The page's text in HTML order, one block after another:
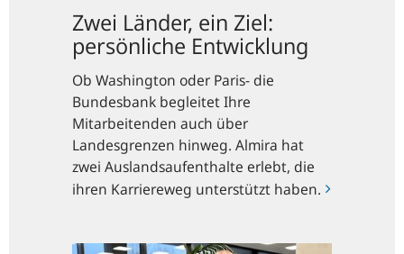
Zwei Länder, ein Ziel:
persönliche Entwicklung
Ob Washington oder Paris- die
Bundesbank begleitet Ihre
Mitarbeitenden auch über
Landesgrenzen hinweg. Almira hat
zwei Auslandsaufenthalte erlebt, die
ihren Karriereweg unterstützt haben.